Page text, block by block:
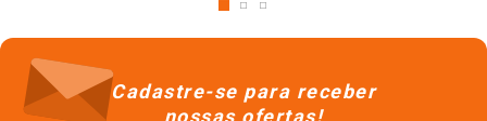
Cadastre-se para receber
nossas ofertas!